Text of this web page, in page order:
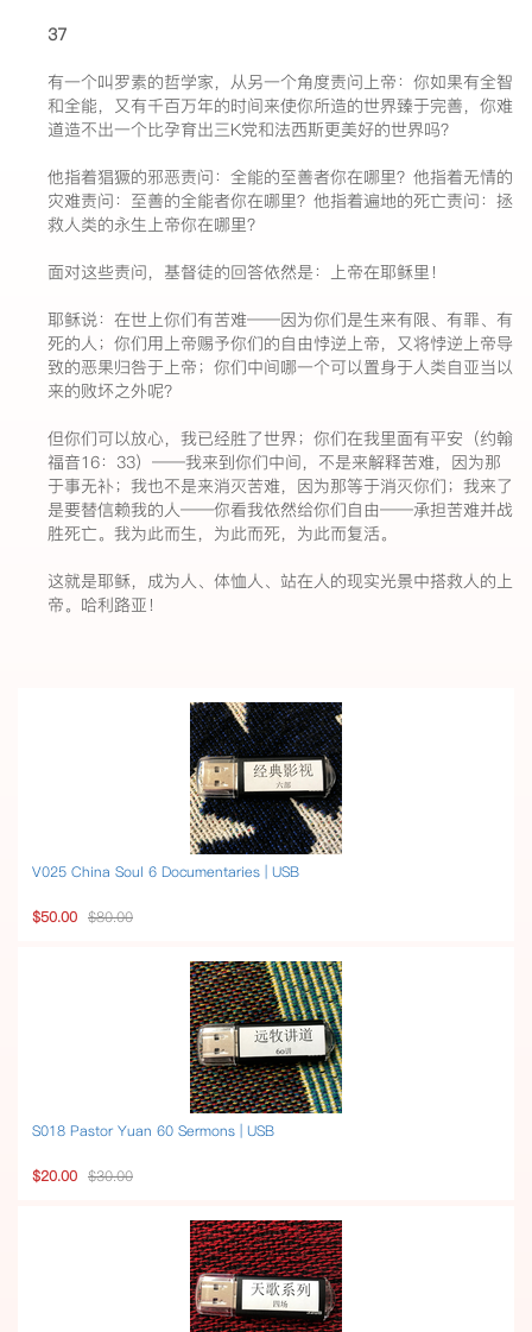
37
有一个叫罗素的哲学家，从另一个角度责问上帝：你如果有全智
和全能，又有千百万年的时间来使你所造的世界臻于完善，你难
道造不出一个比孕育出三K党和法西斯更美好的世界吗？
他指着猖獗的邪恶责问：全能的至善者你在哪里？他指着无情的
灾难责问：至善的全能者你在哪里？他指着遍地的死亡责问：拯
救人类的永生上帝你在哪里？
面对这些责问，基督徒的回答依然是：上帝在耶稣里！
耶稣说：在世上你们有苦难——因为你们是生来有限、有罪、有
死的人；你们用上帝赐予你们的自由悖逆上帝，又将悖逆上帝导
致的恶果归咎于上帝；你们中间哪一个可以置身于人类自亚当以
来的败坏之外呢？
但你们可以放心，我已经胜了世界；你们在我里面有平安（约翰
福音16：33）——我来到你们中间，不是来解释苦难，因为那
于事无补；我也不是来消灭苦难，因为那等于消灭你们；我来了
是要替信赖我的人——你看我依然给你们自由——承担苦难并战
胜死亡。我为此而生，为此而死，为此而复活。
这就是耶稣，成为人、体恤人、站在人的现实光景中搭救人的上
帝。哈利路亚！
V025 China Soul 6 Documentaries | USB
$50.00 $80.00
S018 Pastor Yuan 60 Sermons | USB
$20.00 $30.00